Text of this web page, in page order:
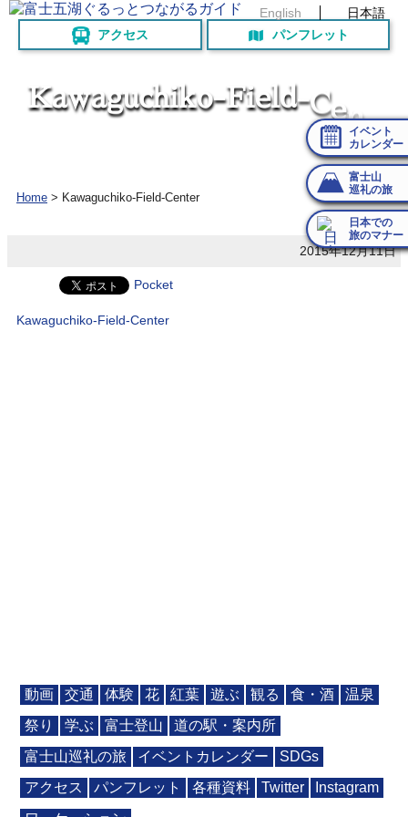
English
日本語
アクセス
パンフレット
イベント
カレンダー
富士山
巡礼の旅
日本での
旅のマナー
Kawaguchiko-Field-Cent
Home > Kawaguchiko-Field-Center
2015年12月11日
Pocket
Kawaguchiko-Field-Center
動画 交通 体験 花 紅葉 遊ぶ 観る 食・酒
温泉
祭り
学ぶ 富士登山
道の駅・案内所
富士山巡礼の旅
イベントカレンダー
SDGs
アクセス
パンフレット 各種資料 Twitter
Instagram